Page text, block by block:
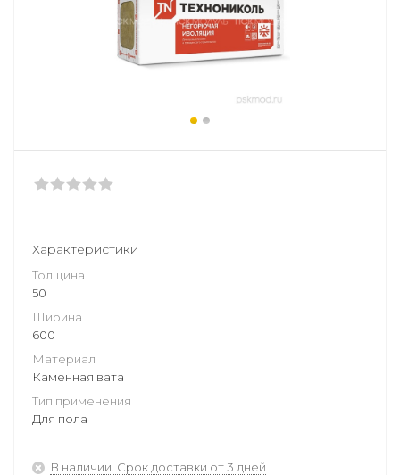
Характеристики
Толщина
50
Ширина
600
Материал
Каменная вата
Тип применения
Для пола
В наличии. Срок доставки от 3 дней